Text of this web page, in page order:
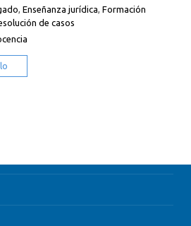
,Enseñanza jurídica,Formación
de casos